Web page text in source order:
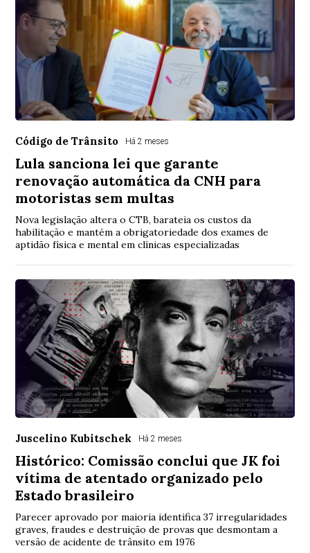
Código de Trânsito Há 2 meses
Lula sanciona lei que garante
renovação automática da CNH para
motoristas sem multas
Nova legislação altera o CTB, barateia os custos da
habilitação e mantém a obrigatoriedade dos exames de
aptidão física e mental em clínicas especializadas
Juscelino Kubitschek Há 2 meses
Histórico: Comissão conclui que JK foi
vítima de atentado organizado pelo
Estado brasileiro
Parecer aprovado por maioria identifica 37 irregularidades
graves, fraudes e destruição de provas que desmontam a
versão de acidente de trânsito em 1976